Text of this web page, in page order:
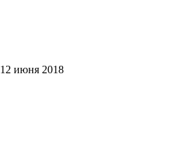
12 июня 2018